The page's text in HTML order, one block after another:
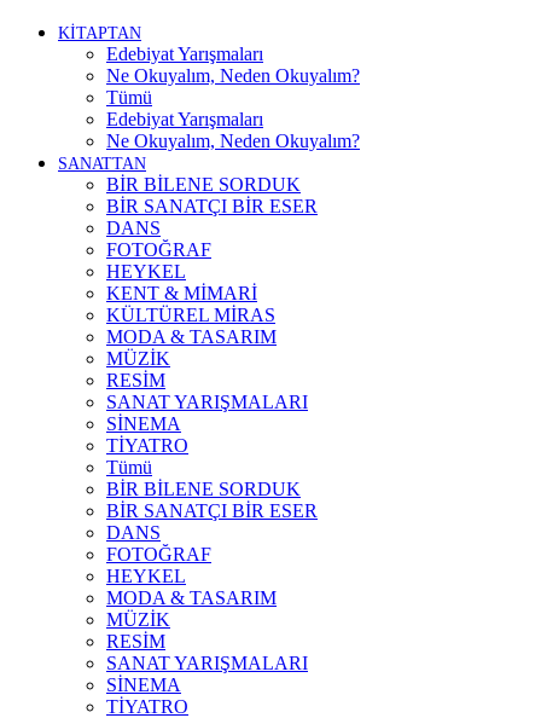
KİTAPTAN
Edebiyat Yarışmaları
Ne Okuyalım, Neden Okuyalım?
Tümü
Edebiyat Yarışmaları
Ne Okuyalım, Neden Okuyalım?
SANATTAN
BİR BİLENE SORDUK
BİR SANATÇI BİR ESER
DANS
FOTOĞRAF
HEYKEL
KENT & MİMARİ
KÜLTÜREL MİRAS
MODA & TASARIM
MÜZİK
RESİM
SANAT YARIŞMALARI
SİNEMA
TİYATRO
Tümü
BİR BİLENE SORDUK
BİR SANATÇI BİR ESER
DANS
FOTOĞRAF
HEYKEL
MODA & TASARIM
MÜZİK
RESİM
SANAT YARIŞMALARI
SİNEMA
TİYATRO